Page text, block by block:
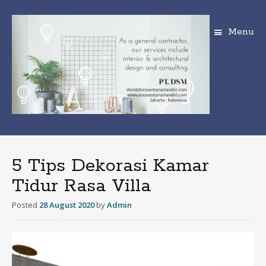
Menu
p
t
o
c
o
t
e
5 Tips Dekorasi Kamar
Tidur Rasa Villa
Posted 28 August 2020 byAdmin